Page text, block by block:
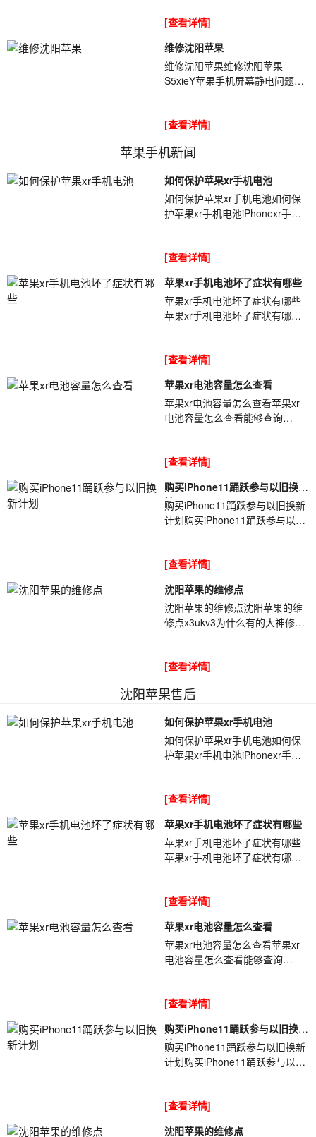
户不...
[查看详情]
维修沈阳苹果
维修沈阳苹果维修沈阳苹果
S5xieY苹果手机屏幕静电问题导
从裤兜里拿出来屏...
[查看详情]
苹果手机新闻
如何保护苹果xr手机电池
如何保护苹果xr手机电池如何保
护苹果xr手机电池iPhonexr手机
使用...
[查看详情]
苹果xr手机电池坏了症状有哪些
苹果xr手机电池坏了症状有哪些
苹果xr手机电池坏了症状有哪些
一年半...
[查看详情]
苹果xr电池容量怎么查看
苹果xr电池容量怎么查看苹果xr
电池容量怎么查看能够查询
多种,那么你知...
[查看详情]
购买iPhone11踊跃参与以旧换新
计
购买iPhone11踊跃参与以旧换新
计划购买iPhone11踊跃参与以旧
目前有...
[查看详情]
沈阳苹果的维修点
沈阳苹果的维修点沈阳苹果的维
修点x3ukv3为什么有的大神修机
认成了电容，所...
[查看详情]
沈阳苹果售后
如何保护苹果xr手机电池
如何保护苹果xr手机电池如何保
护苹果xr手机电池iPhonexr手机
使用...
[查看详情]
苹果xr手机电池坏了症状有哪些
苹果xr手机电池坏了症状有哪些
苹果xr手机电池坏了症状有哪些
一年半...
[查看详情]
苹果xr电池容量怎么查看
苹果xr电池容量怎么查看苹果xr
电池容量怎么查看能够查询
多种,那么你知...
[查看详情]
购买iPhone11踊跃参与以旧换新
计
购买iPhone11踊跃参与以旧换新
计划购买iPhone11踊跃参与以旧
目前有...
[查看详情]
沈阳苹果的维修点